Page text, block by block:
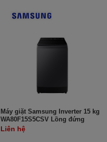
Máy giặt Samsung Inverter 15 kg
WA80F15S5CSV Lồng đứng
Liên hệ